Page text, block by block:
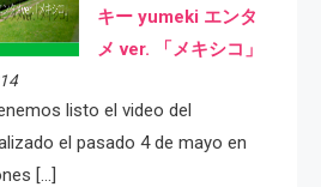
キー yumeki エンタ
メ ver. 「メキシコ」
listo el video del
el pasado 4 de mayo en
[…]